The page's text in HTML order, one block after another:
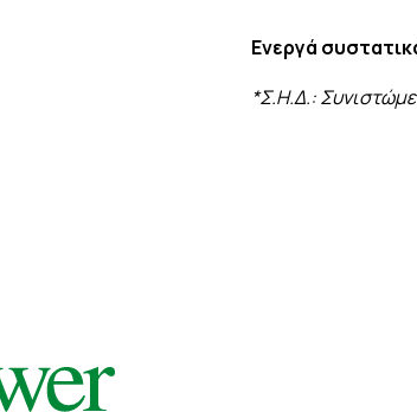
Ενεργά
*Σ.Η.Δ.: